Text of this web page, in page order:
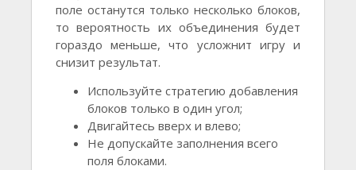
поле останутся только несколько блоков,
то вероятность их объединения будет
гораздо меньше, что усложнит игру и
снизит результат.
Используйте стратегию добавления
блоков только в один угол;
Двигайтесь вверх и влево;
Не допускайте заполнения всего
поля блоками.